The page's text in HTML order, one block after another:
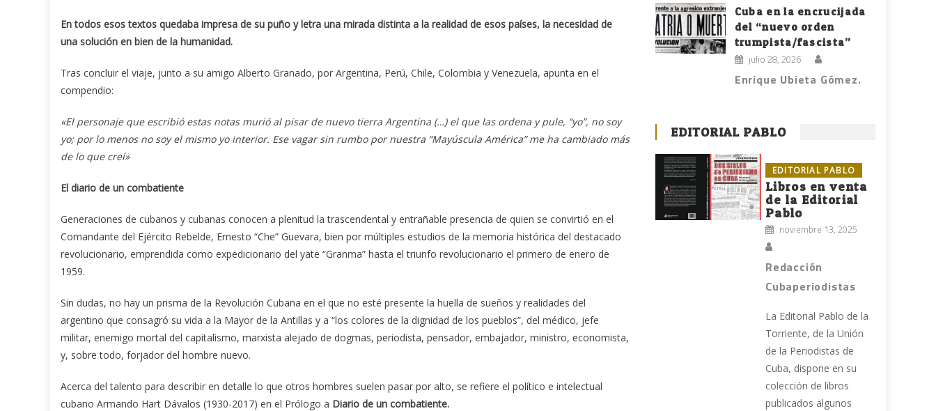
En todos esos textos quedaba impresa de su puño y letra una mirada distinta a la realidad de esos países, la necesidad de
una solución en bien de la humanidad.
Tras concluir el viaje, junto a su amigo Alberto Granado, por Argentina, Perú, Chile, Colombia y Venezuela, apunta en el
compendio:
«El personaje que escribió estas notas murió al pisar de nuevo tierra Argentina (…) el que las ordena y pule, “yo”, no soy
yo; por lo menos no soy el mismo yo interior. Ese vagar sin rumbo por nuestra “Mayúscula América” me ha cambiado más
de lo que creí»
El diario de un combatiente
Generaciones de cubanos y cubanas conocen a plenitud la trascendental y entrañable presencia de quien se convirtió en el
Comandante del Ejército Rebelde, Ernesto “Che” Guevara, bien por múltiples estudios de la memoria histórica del destacado
revolucionario, emprendida como expedicionario del yate “Granma” hasta el triunfo revolucionario el primero de enero de
1959.
Sin dudas, no hay un prisma de la Revolución Cubana en el que no esté presente la huella de sueños y realidades del
argentino que consagró su vida a la Mayor de la Antillas y a “los colores de la dignidad de los pueblos”, del médico, jefe
militar, enemigo mortal del capitalismo, marxista alejado de dogmas, periodista, pensador, embajador, ministro, economista,
y, sobre todo, forjador del hombre nuevo.
Acerca del talento para describir en detalle lo que otros hombres suelen pasar por alto, se refiere el político e intelectual
cubano Armando Hart Dávalos (1930-2017) en el Prólogo a Diario de un combatiente.
Cuba en la encrucijada
del “nuevo orden
trumpista/fascista”
julio 28, 2026
Enrique Ubieta Gómez.
EDITORIAL PABLO
EDITORIAL PABLO
Libros en venta
de la Editorial
Pablo
noviembre 13, 2025
Redacción
Cubaperiodistas
La Editorial Pablo de la
Torriente, de la Unión
de la Periodistas de
Cuba, dispone en su
colección de libros
publicados algunos